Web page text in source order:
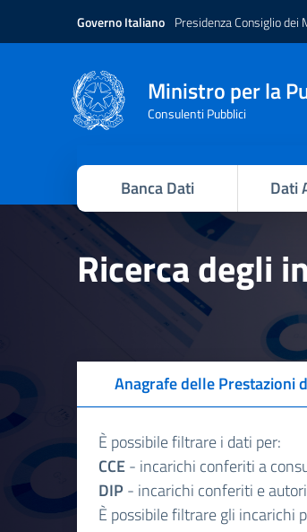
Governo Italiano Presidenza Consiglio dei
Ministro per la
Consulenti Pubblici
Banca Dati Dati
Ricerca degli
Anagrafe delle Prestazioni
È possibile filtrare i dati per:
CCE- incarichi conferiti a
DIP - incarichi conferiti e
È possibile filtrare gli incarichi